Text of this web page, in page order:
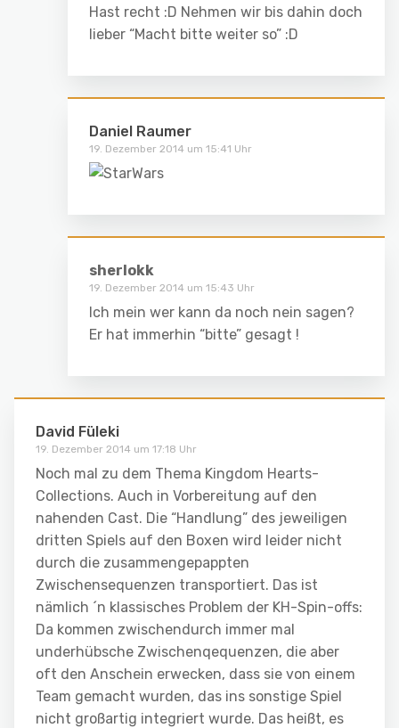
Hast recht :D Nehmen wir bis dahin doch
lieber “Macht bitte weiter so” :D
Daniel Raumer
19. Dezember 2014 um 15:41 Uhr
sherlokk
19. Dezember 2014 um 15:43 Uhr
Ich mein wer kann da noch nein sagen?
Er hat immerhin “bitte” gesagt !
David Füleki
19. Dezember 2014 um 17:18 Uhr
Noch mal zu dem Thema Kingdom Hearts-
Collections. Auch in Vorbereitung auf den
nahenden Cast. Die “Handlung” des jeweiligen
dritten Spiels auf den Boxen wird leider nicht
durch die zusammengepappten
Zwischensequenzen transportiert. Das ist
nämlich ´n klassisches Problem der KH-Spin-offs:
Da kommen zwischendurch immer mal
underhübsche Zwischenqequenzen, die aber
oft den Anschein erwecken, dass sie von einem
Team gemacht wurden, das ins sonstige Spiel
nicht großartig integriert wurde. Das heißt, es